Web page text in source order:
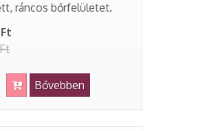
ráncos bőrfelületet.
Bővebben